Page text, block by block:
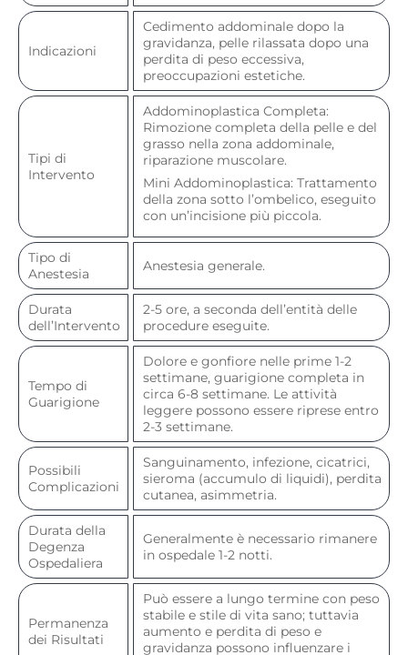
Indicazioni
Cedimento addominale dopo la
gravidanza, pelle rilassata dopo una
perdita di peso eccessiva,
preoccupazioni estetiche.
Tipi di
Intervento
Addominoplastica Completa:
Rimozione completa della pelle e del
grasso nella zona addominale,
riparazione muscolare.
Mini Addominoplastica: Trattamento
della zona sotto l’ombelico, eseguito
con un’incisione più piccola.
Tipo di
Anestesia
Anestesia generale.
Durata
dell’Intervento
2-5 ore, a seconda dell’entità delle
procedure eseguite.
Tempo di
Guarigione
Dolore e gonfiore nelle prime 1-2
settimane, guarigione completa in
circa 6-8 settimane. Le attività
leggere possono essere riprese entro
2-3 settimane.
Possibili
Complicazioni
Sanguinamento, infezione, cicatrici,
sieroma (accumulo di liquidi), perdita
cutanea, asimmetria.
Durata della
Degenza
Ospedaliera
Generalmente è necessario rimanere
in ospedale 1-2 notti.
Permanenza
dei Risultati
Può essere a lungo termine con peso
stabile e stile di vita sano; tuttavia
aumento e perdita di peso e
gravidanza possono influenzare i